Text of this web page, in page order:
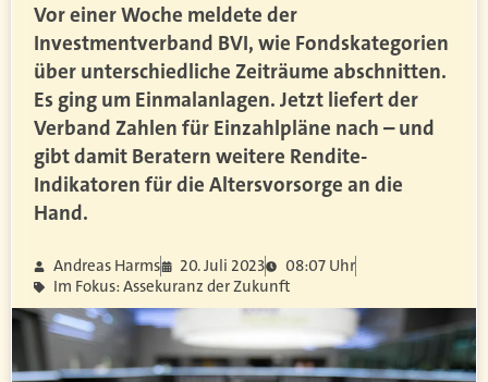
Vor einer Woche meldete der
Investmentverband BVI, wie Fondskategorien
über unterschiedliche Zeiträume abschnitten.
Es ging um Einmalanlagen. Jetzt liefert der
Verband Zahlen für Einzahlpläne nach – und
gibt damit Beratern weitere Rendite-
Indikatoren für die Altersvorsorge an die
Hand.
Andreas Harms 20. Juli 2023
08:07 Uhr
Im Fokus: Assekuranz der Zukunft